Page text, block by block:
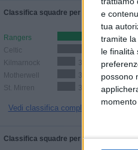
e
tua
tramite
le finalità
possono
Classifica squadre per numero di
Rangers
8 (40%)
Celtic
8 (40%)
Kilmarnock
3 (15%)
Motherwell
3 (15%)
St. Mirren
3 (15%)
Vedi classifica completa
Classifica squadre per numero di